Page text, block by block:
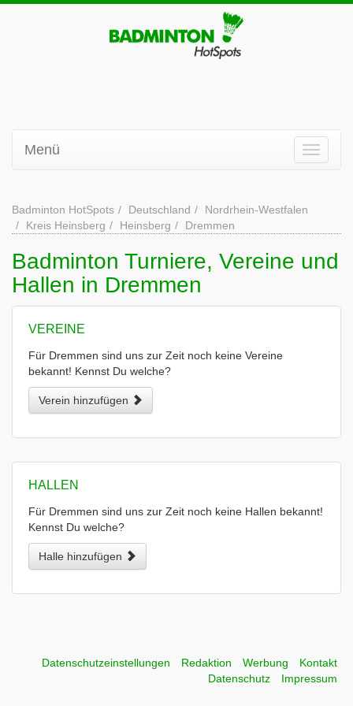
Menü
Badminton HotSpots Deutschland
Nordrhein-Westfalen
Kreis Heinsberg
Heinsberg Dremmen
Badminton Turniere, Vereine und
Hallen in Dremmen
VEREINE
Für Dremmen sind uns zur Zeit noch keine Vereine
bekannt! Kennst Du welche?
Verein hinzufügen
HALLEN
Für Dremmen sind uns zur Zeit noch keine Hallen bekannt!
Kennst Du welche?
Halle hinzufügen
Datenschutzeinstellungen Redaktion Werbung
Kontakt
Datenschutz
Impressum